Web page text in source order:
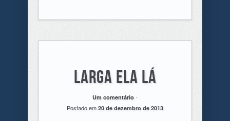
Larga ela lá
Um comentário .
Postado em 20 de dezembro de 2013